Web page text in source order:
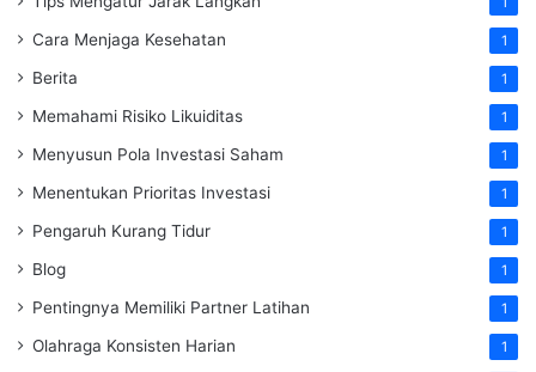
Cara Menjaga Kesehatan 1
Berita 1
Memahami Risiko Likuiditas 1
Menyusun Pola Investasi Saham 1
Menentukan Prioritas Investasi 1
Pengaruh Kurang Tidur 1
Blog 1
Pentingnya Memiliki Partner Latihan 1
Olahraga Konsisten Harian 1